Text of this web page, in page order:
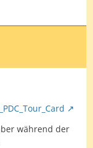
während der